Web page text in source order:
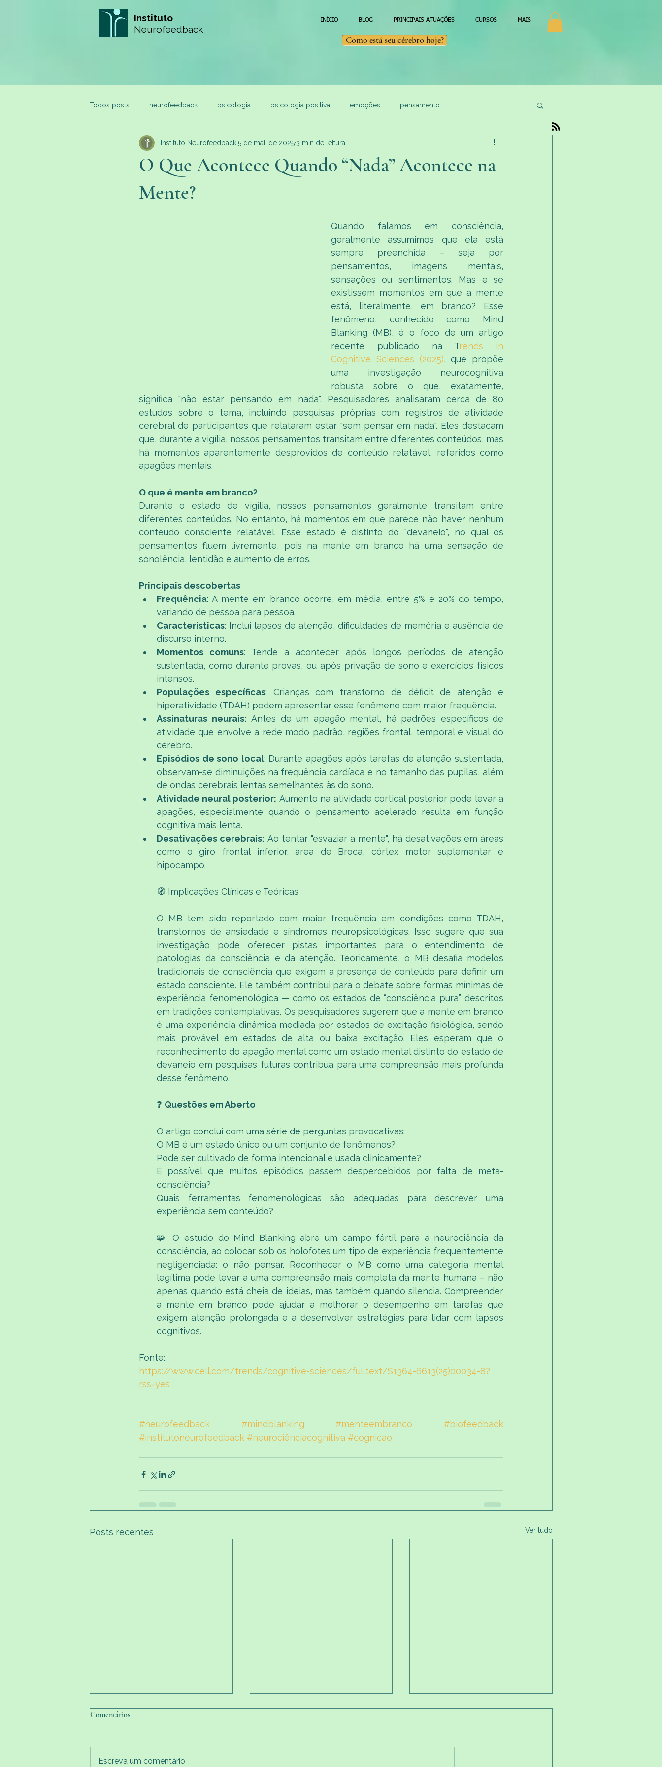
Instituto
Neurofeedback
INÍCIO BLOG PRINCIPAIS ATUAÇÕES CURSOS MAIS
Como está seu cérebro hoje?
Todos posts neurofeedback psicologia psicologia positiva emoções pensamento
O Que Acontece Quando “Nada” Acontece na
Mente?
Instituto Neurofeedback5 de mai. de 2025 3 min de leitura
Quando falamos em consciência,
geralmente assumimos que ela está
sempre preenchida – seja por
pensamentos, imagens mentais,
sensações ou sentimentos. Mas e se
existissem momentos em que a mente
está, literalmente, em branco? Esse
fenômeno, conhecido como Mind
Blanking (MB), é o foco de um artigo
recente publicado na Trends in
Cognitive Sciences (2025), que propõe
uma investigação neurocognitiva
robusta sobre o que, exatamente,
significa "não estar pensando em nada". Pesquisadores analisaram cerca de 80
estudos sobre o tema, incluindo pesquisas próprias com registros de atividade
cerebral de participantes que relataram estar "sem pensar em nada". Eles destacam
que, durante a vigília, nossos pensamentos transitam entre diferentes conteúdos, mas
há momentos aparentemente desprovidos de conteúdo relatável, referidos como
apagões mentais.
O que é mente em branco?
Durante o estado de vigília, nossos pensamentos geralmente transitam entre
diferentes conteúdos. No entanto, há momentos em que parece não haver nenhum
conteúdo consciente relatável. Esse estado é distinto do "devaneio", no qual os
pensamentos fluem livremente, pois na mente em branco há uma sensação de
sonolência, lentidão e aumento de erros.​
Principais descobertas
Frequência: A mente em branco ocorre, em média, entre 5% e 20% do tempo,
variando de pessoa para pessoa.​
Características: Inclui lapsos de atenção, dificuldades de memória e ausência de
discurso interno.​
Momentos comuns: Tende a acontecer após longos períodos de atenção
sustentada, como durante provas, ou após privação de sono e exercícios físicos
intensos.​
Populações específicas: Crianças com transtorno de déficit de atenção e
hiperatividade (TDAH) podem apresentar esse fenômeno com maior frequência.
Assinaturas neurais: Antes de um apagão mental, há padrões específicos de
atividade que envolve a rede modo padrão, regiões frontal, temporal e visual do
cérebro.​
Episódios de sono local: Durante apagões após tarefas de atenção sustentada,
observam-se diminuições na frequência cardíaca e no tamanho das pupilas, além
de ondas cerebrais lentas semelhantes às do sono.​
Atividade neural posterior: Aumento na atividade cortical posterior pode levar a
apagões, especialmente quando o pensamento acelerado resulta em função
cognitiva mais lenta.
Desativações cerebrais: Ao tentar "esvaziar a mente", há desativações em áreas
como o giro frontal inferior, área de Broca, córtex motor suplementar e
hipocampo.
🧭 Implicações Clínicas e Teóricas
O MB tem sido reportado com maior frequência em condições como TDAH,
transtornos de ansiedade e síndromes neuropsicológicas. Isso sugere que sua
investigação pode oferecer pistas importantes para o entendimento de
patologias da consciência e da atenção. Teoricamente, o MB desafia modelos
tradicionais de consciência que exigem a presença de conteúdo para definir um
estado consciente. Ele também contribui para o debate sobre formas mínimas de
experiência fenomenológica — como os estados de “consciência pura” descritos
em tradições contemplativas. Os pesquisadores sugerem que a mente em branco
é uma experiência dinâmica mediada por estados de excitação fisiológica, sendo
mais provável em estados de alta ou baixa excitação. Eles esperam que o
reconhecimento do apagão mental como um estado mental distinto do estado de
devaneio em pesquisas futuras contribua para uma compreensão mais profunda
desse fenômeno.
❓ Questões em Aberto
O artigo conclui com uma série de perguntas provocativas:
O MB é um estado único ou um conjunto de fenômenos?
Pode ser cultivado de forma intencional e usada clinicamente?
É possível que muitos episódios passem despercebidos por falta de meta-
consciência?
Quais ferramentas fenomenológicas são adequadas para descrever uma
experiência sem conteúdo?
🧩 O estudo do Mind Blanking abre um campo fértil para a neurociência da
consciência, ao colocar sob os holofotes um tipo de experiência frequentemente
negligenciada: o não pensar. Reconhecer o MB como uma categoria mental
legítima pode levar a uma compreensão mais completa da mente humana – não
apenas quando está cheia de ideias, mas também quando silencia. Compreender
a mente em branco pode ajudar a melhorar o desempenho em tarefas que
exigem atenção prolongada e a desenvolver estratégias para lidar com lapsos
cognitivos.
Fonte:
https://www.cell.com/trends/cognitive-sciences/fulltext/S1364-6613(25)00034-8?
rss=yes
#neurofeedback #mindblanking #menteembranco
#biofeedback
#institutoneurofeedback #neurociênciacognitiva #cognicao
Posts recentes Ver tudo
Comentários
Escreva um comentário